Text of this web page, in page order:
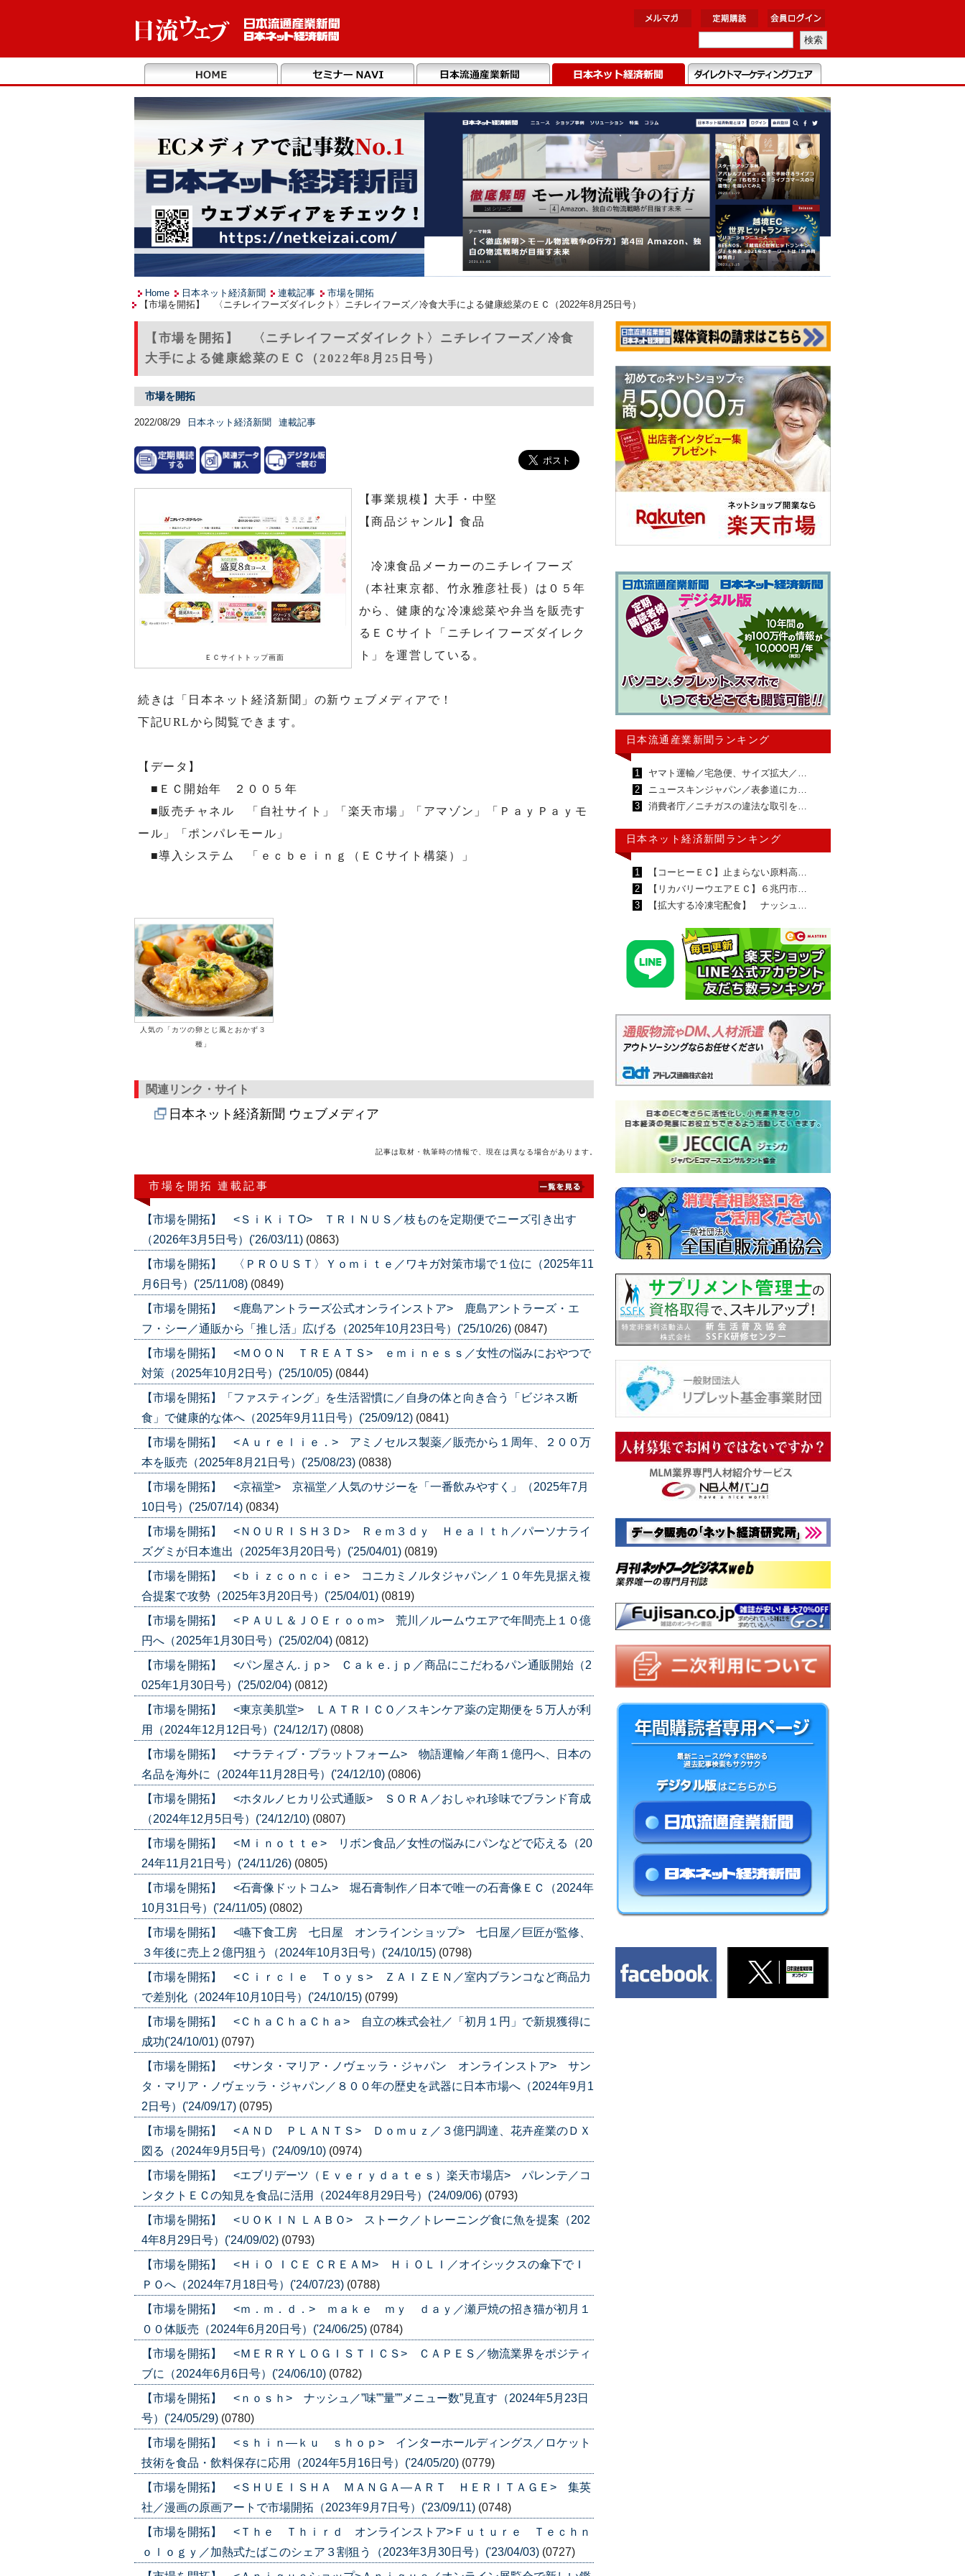
Home 日本ネット経済新聞 連載記事
市場を開拓
【市場を開拓】 〈ニチレイフーズダイレクト〉ニチレイフーズ／冷食大手による健康総菜のＥＣ（2022年8月25日号）
【市場を開拓】 〈ニチレイフーズダイレクト〉ニチレイフーズ／冷食
大手による健康総菜のＥＣ（2022年8月25日号）
市場を開拓
2022/08/29 日本ネット経済新聞 連載記事
ＥＣサイトトップ画面
【事業規模】大手・中堅
【商品ジャンル】食品
冷凍食品メーカーのニチレイフーズ
（本社東京都、竹永雅彦社長）は０５年
から、健康的な冷凍総菜や弁当を販売す
るＥＣサイト「ニチレイフーズダイレク
ト」を運営している。
続きは「日本ネット経済新聞」の新ウェブメディアで！
下記URLから閲覧できます。
【データ】
■ＥＣ開始年 ２００５年
■販売チャネル 「自社サイト」「楽天市場」「アマゾン」「ＰａｙＰａｙモ
ール」「ポンパレモール」
■導入システム 「ｅｃｂｅｉｎｇ（ＥＣサイト構築）」
人気の「カツの卵とじ風とおかず３
種」
関連リンク・サイト
日本ネット経済新聞 ウェブメディア
記事は取材・執筆時の情報で、現在は異なる場合があります。
市場を開拓 連載記事
【市場を開拓】 <ＳｉＫｉＴO> ＴＲＩＮＵＳ／枝ものを定期便でニーズ引き出す
（2026年3月5日号）('26/03/11) (0863)
【市場を開拓】 〈ＰＲＯＵＳＴ〉Ｙｏｍｉｔｅ／ワキガ対策市場で１位に（2025年11
月6日号）('25/11/08) (0849)
【市場を開拓】 <鹿島アントラーズ公式オンラインストア> 鹿島アントラーズ・エ
フ・シー／通販から「推し活」広げる（2025年10月23日号）('25/10/26) (0847)
【市場を開拓】 <ＭＯＯＮ ＴＲＥＡＴＳ> ｅｍｉｎｅｓｓ／女性の悩みにおやつで
対策（2025年10月2日号）('25/10/05) (0844)
【市場を開拓】「ファスティング」を生活習慣に／自身の体と向き合う「ビジネス断
食」で健康的な体へ（2025年9月11日号）('25/09/12) (0841)
【市場を開拓】 <Ａｕｒｅｌｉｅ．> アミノセルス製薬／販売から１周年、２００万
本を販売（2025年8月21日号）('25/08/23) (0838)
【市場を開拓】 <京福堂> 京福堂／人気のサジーを「一番飲みやすく」（2025年7月
10日号）('25/07/14) (0834)
【市場を開拓】 <ＮＯＵＲＩＳＨ３Ｄ> Ｒｅｍ３ｄｙ Ｈｅａｌｔｈ／パーソナライ
ズグミが日本進出（2025年3月20日号）('25/04/01) (0819)
【市場を開拓】 <ｂｉｚｃｏｎｃｉｅ> コニカミノルタジャパン／１０年先見据え複
合提案で攻勢（2025年3月20日号）('25/04/01) (0819)
【市場を開拓】 <ＰＡＵＬ＆ＪＯＥｒｏｏｍ> 荒川／ルームウエアで年間売上１０億
円へ（2025年1月30日号）('25/02/04) (0812)
【市場を開拓】 <パン屋さん.ｊｐ> Ｃａｋｅ.ｊｐ／商品にこだわるパン通販開始（2
025年1月30日号）('25/02/04) (0812)
【市場を開拓】 <東京美肌堂> ＬＡＴＲＩＣＯ／スキンケア薬の定期便を５万人が利
用（2024年12月12日号）('24/12/17) (0808)
【市場を開拓】 <ナラティブ・プラットフォーム> 物語運輸／年商１億円へ、日本の
名品を海外に（2024年11月28日号）('24/12/10) (0806)
【市場を開拓】 <ホタルノヒカリ公式通販> ＳＯＲＡ／おしゃれ珍味でブランド育成
（2024年12月5日号）('24/12/10) (0807)
【市場を開拓】 <Ｍｉｎｏｔｔｅ> リボン食品／女性の悩みにパンなどで応える（20
24年11月21日号）('24/11/26) (0805)
【市場を開拓】 <石膏像ドットコム> 堀石膏制作／日本で唯一の石膏像ＥＣ（2024年
10月31日号）('24/11/05) (0802)
【市場を開拓】 <嚥下食工房 七日屋 オンラインショップ> 七日屋／巨匠が監修、
３年後に売上２億円狙う（2024年10月3日号）('24/10/15) (0798)
【市場を開拓】 <Ｃｉｒｃｌｅ Ｔｏｙｓ> ＺＡＩＺＥＮ／室内ブランコなど商品力
で差別化（2024年10月10日号）('24/10/15) (0799)
【市場を開拓】 <ＣｈａＣｈａＣｈａ> 自立の株式会社／「初月１円」で新規獲得に
成功('24/10/01) (0797)
【市場を開拓】 <サンタ・マリア・ノヴェッラ・ジャパン オンラインストア> サン
タ・マリア・ノヴェッラ・ジャパン／８００年の歴史を武器に日本市場へ（2024年9月1
2日号）('24/09/17) (0795)
【市場を開拓】 <ＡＮＤ ＰＬＡＮＴＳ> Ｄｏｍｕｚ／３億円調達、花卉産業のＤＸ
図る（2024年9月5日号）('24/09/10) (0974)
【市場を開拓】 <エブリデーツ（Ｅｖｅｒｙｄａｔｅｓ）楽天市場店> パレンテ／コ
ンタクトＥＣの知見を食品に活用（2024年8月29日号）('24/09/06) (0793)
【市場を開拓】 <ＵＯＫＩＮ ＬＡＢＯ> ストーク／トレーニング食に魚を提案（202
4年8月29日号）('24/09/02) (0793)
【市場を開拓】 <ＨｉＯ ＩＣＥ ＣＲＥＡＭ> ＨｉＯＬＩ／オイシックスの傘下でＩ
ＰＯへ（2024年7月18日号）('24/07/23) (0788)
【市場を開拓】 <ｍ．ｍ．ｄ．> ｍａｋｅ ｍｙ ｄａｙ／瀬戸焼の招き猫が初月１
００体販売（2024年6月20日号）('24/06/25) (0784)
【市場を開拓】 <ＭＥＲＲＹＬＯＧＩＳＴＩＣＳ> ＣＡＰＥＳ／物流業界をポジティ
ブに（2024年6月6日号）('24/06/10) (0782)
【市場を開拓】 <ｎｏｓｈ> ナッシュ／”味””量””メニュー数”見直す（2024年5月23日
号）('24/05/29) (0780)
【市場を開拓】 <ｓｈｉｎ―ｋｕ ｓｈｏｐ> インターホールディングス／ロケット
技術を食品・飲料保存に応用（2024年5月16日号）('24/05/20) (0779)
【市場を開拓】 <ＳＨＵＥＩＳＨＡ ＭＡＮＧＡ―ＡＲＴ ＨＥＲＩＴＡＧＥ> 集英
社／漫画の原画アートで市場開拓（2023年9月7日号）('23/09/11) (0748)
【市場を開拓】 <Ｔｈｅ Ｔｈｉｒｄ オンラインストア>Ｆｕｔｕｒｅ Ｔｅｃｈｎ
ｏｌｏｇｙ／加熱式たばこのシェア３割狙う（2023年3月30日号）('23/04/03) (0727)
日本流通産業新聞ランキング
1
ヤマト運輸／宅急便、サイズ拡大／…
2
ニュースキンジャパン／表参道にカ…
3
消費者庁／ニチガスの違法な取引を…
日本ネット経済新聞ランキング
1
【コーヒーＥＣ】止まらない原料高…
2
【リカバリーウエアＥＣ】６兆円市…
3
【拡大する冷凍宅配食】 ナッシュ…